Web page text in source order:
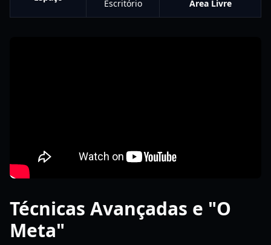
Escritório
Área Livre
Técnicas Avançadas e "O
Meta"